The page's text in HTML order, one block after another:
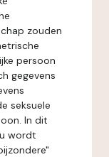
zouden
persoon
gegevens
seksuele
In dit
wordt